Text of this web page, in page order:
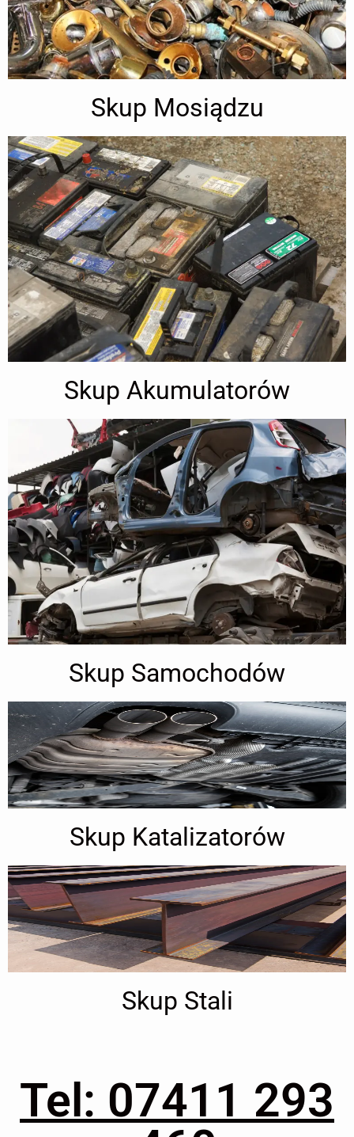
Skup Mosiądzu
Skup Akumulatorów
Skup Samochodów
Skup Katalizatorów
Skup Stali
Tel: 07411 293